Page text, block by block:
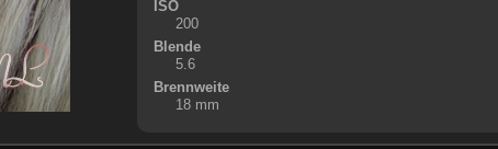
ISO
200
Blende
5.6
Brennweite
18 mm